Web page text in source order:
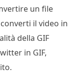
un file
il video in
della GIF
in GIF,